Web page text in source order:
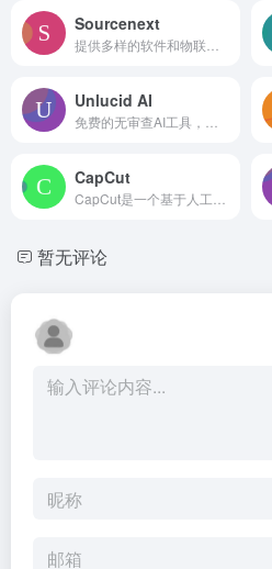
Sourcenext
Unlucid AI
CapCut
暂无评论